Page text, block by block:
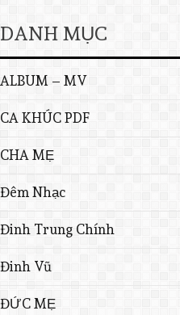
DANH MỤC
ALBUM – MV
CA KHÚC PDF
CHA MẸ
Đêm Nhạc
Đinh Trung Chính
Đinh Vũ
ĐỨC MẸ